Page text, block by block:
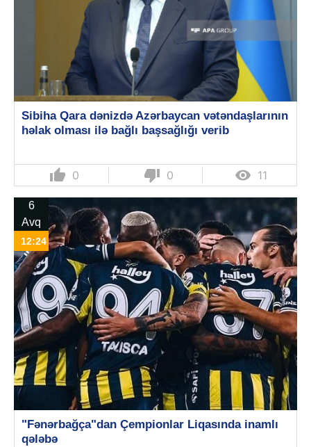
Sibiha Qara dənizdə Azərbaycan vətəndaşlarının
həlak olması ilə bağlı başsağlığı verib
thumb_up 0 thumb_down 0  11
6
Avq
12:24
"Fənərbağça"dan Çempionlar Liqasında inamlı
qələbə